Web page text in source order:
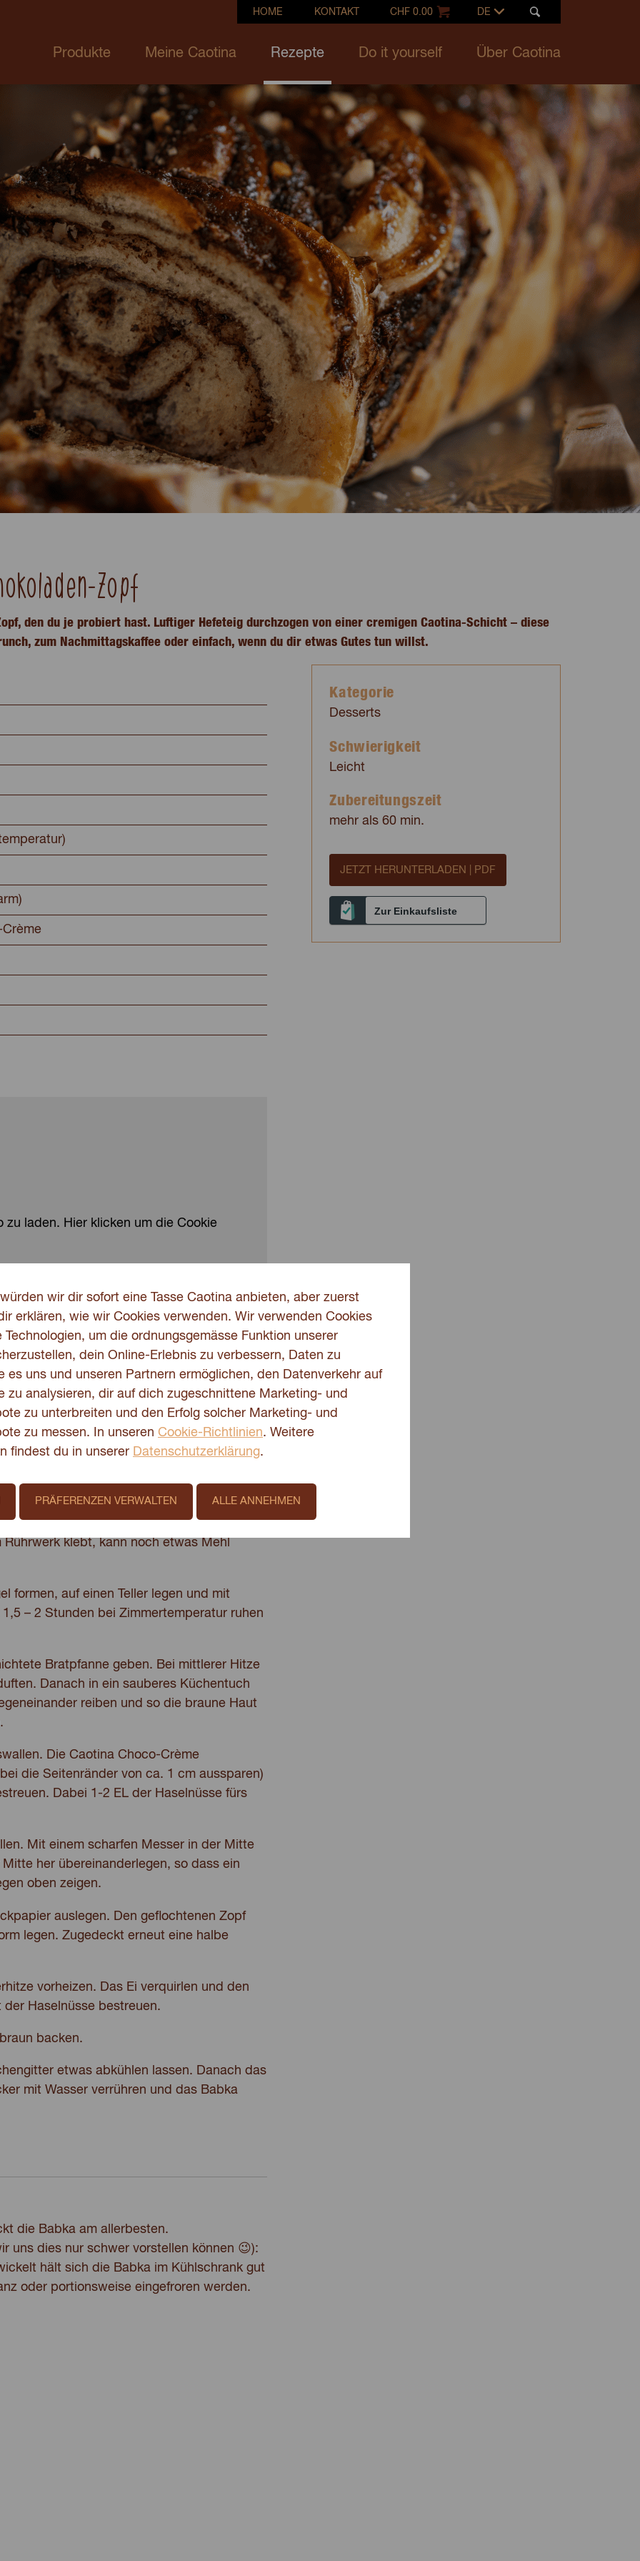
HOME KONTAKT CHF 0.00 DE
Produkte Meine Caotina Rezepte Do it yourself Über Caotina
Zopf
den du je probiert hast. Luftiger Hefeteig durchzogen von einer cremigen Caotina-Schicht – diese
zum Nachmittagskaffee oder einfach, wenn du dir etwas Gutes tun willst.
Kategorie
Desserts
Schwierigkeit
Leicht
Zubereitungszeit
mehr als 60 min.
JETZT HERUNTERLADEN | PDF
Zur Einkaufsliste
zu laden. Hier klicken um die Cookie
Die Hefe dazu bröckeln und die
Ei und die Milch dazugeben. Mit der
geschmeidigen, kompakten Teig kneten.
klebt, kann noch etwas Mehl
formen, auf einen Teller legen und mit
– 2 Stunden bei Zimmertemperatur ruhen
Bratpfanne geben. Bei mittlerer Hitze
Danach in ein sauberes Küchentuch
reiben und so die braune Haut
Die Caotina Choco-Crème
die Seitenränder von ca. 1 cm aussparen)
Dabei 1-2 EL der Haselnüsse fürs
Mit einem scharfen Messer in der Mitte
her übereinanderlegen, so dass ein
oben zeigen.
auslegen. Den geflochtenen Zopf
legen. Zugedeckt erneut eine halbe
vorheizen. Das Ei verquirlen und den
Haselnüsse bestreuen.
backen.
etwas abkühlen lassen. Danach das
mit Wasser verrühren und das Babka
die Babka am allerbesten.
uns dies nur schwer vorstellen können 😉):
hält sich die Babka im Kühlschrank gut
oder portionsweise eingefroren werden.
wir dir sofort eine Tasse Caotina anbieten, aber zuerst
erklären, wie wir Cookies verwenden. Wir verwenden Cookies
Technologien, um die ordnungsgemässe Funktion unserer
dein Online-Erlebnis zu verbessern, Daten zu
es uns und unseren Partnern ermöglichen, den Datenverkehr auf
zu analysieren, dir auf dich zugeschnittene Marketing- und
zu unterbreiten und den Erfolg solcher Marketing- und
zu messen. In unseren Cookie-Richtlinien. Weitere
findest du in unserer Datenschutzerklärung.
PRÄFERENZEN VERWALTEN ALLE ANNEHMEN